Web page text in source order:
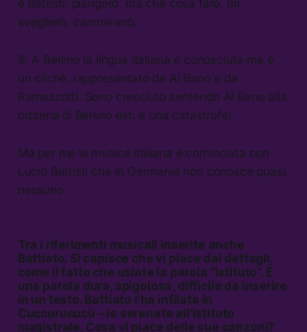
e Battisti: piangerò, ma che cosa farò, mi
sveglierò, camminerò.
S: A Berlino la lingua italiana è conosciuta ma è
un clichè, rappresentato da Al Bano e da
Ramazzotti. Sono cresciuto sentendo Al Bano alla
pizzeria di Berlino est: è una catastrofe!
Ma per me la musica italiana è cominciata con
Lucio Battisti che in Germania non conosce quasi
nessuno.
Tra i riferimenti musicali inserite anche
Battiato. Si capisce che vi piace dai dettagli,
come il fatto che usiate la parola “istituto”. È
una parola dura, spigolosa, difficile da inserire
in un testo. Battiato l’ha infilata in
Cuccurucucù – le serenate all’istituto
magistrale. Cosa vi piace delle sue canzoni?